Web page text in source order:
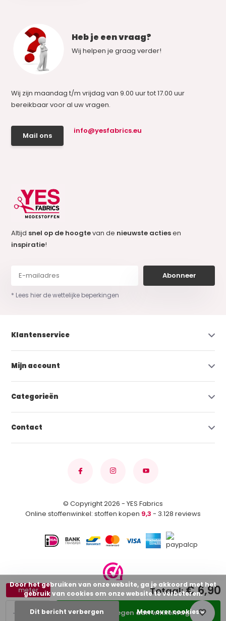
+
-
meter
Toevoegen aan winkelwagen
Totaal:€ 6,90
Heb je een vraag?
Wij helpen je graag verder!
Wij zijn maandag t/m vrijdag van 9.00 uur tot 17.00 uur
bereikbaar voor al uw vragen.
Mail ons
info@yesfabrics.eu
Altijd snel op de hoogtevan de nieuwste actiesen
inspiratie!
Abonneer
* Lees hier de wettelijke beperkingen
Klantenservice
Mijn account
Categorieën
Contact
© Copyright 2026 - YES Fabrics
Online stoffenwinkel: stoffen kopen 9,3 - 3.128 reviews
Door het gebruiken van onze website, ga je akkoord met het
gebruik van cookies om onze website te verbeteren.
Dit bericht verbergen Meer over cookies »